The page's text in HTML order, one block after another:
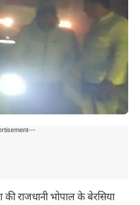
की राजधानी भोपाल के बेरसिया